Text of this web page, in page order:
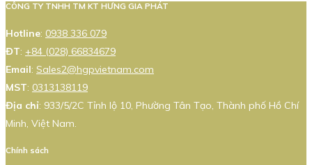
CÔNG TY TNHH TM KT HƯNG GIA PHÁT
Hotline: 0938 336 079
ĐT: +84 (028) 66834679
Email: Sales2@hgpvietnam.com
MST: 0313138119
Địa chỉ: 933/5/2C Tỉnh lộ 10, Phường Tân Tạo, Thành phố Hồ Chí
Minh, Việt Nam.
Chính sách